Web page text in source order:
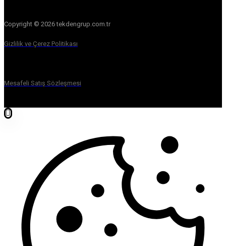
Copyright © 2026 tekdengrup.com.tr
Gizlilik ve Çerez Politikası
Mesafeli Satış Sözleşmesi